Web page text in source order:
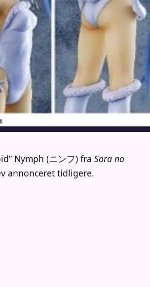
Nymph (ニンフ) fra Sora no
annonceret tidligere.